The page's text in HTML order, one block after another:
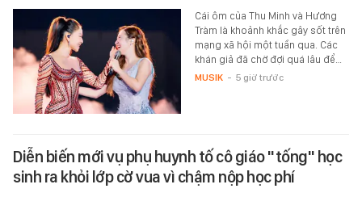
Cái ôm của Thu Minh và Hương
Tràm là khoảnh khắc gây sốt trên
mạng xã hội một tuần qua. Các
khán giả đã chờ đợi quá lâu để…
MUSIK - 5 giờ trước
Diễn biến mới vụ phụ huynh tố cô giáo "tống" học
sinh ra khỏi lớp cờ vua vì chậm nộp học phí